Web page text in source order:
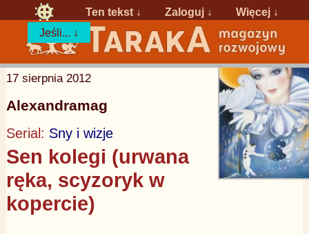
Ten tekst ↓ Zaloguj ↓
Więcej ↓
Jeśli... ↓
17 sierpnia 2012
Alexandramag
Serial: Sny i wizje
Sen kolegi (urwana
ręka, scyzoryk w
kopercie)